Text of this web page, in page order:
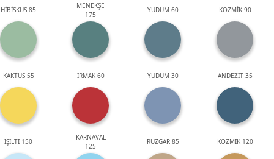
HİBİSKUS 85
MENEKŞE
175
YUDUM 60 KOZMİK 90
KAKTÜS 55 IRMAK 60 YUDUM 30 ANDEZİT 35
IŞILTI 150
KARNAVAL
125
RÜZGAR 85 KOZMİK 120